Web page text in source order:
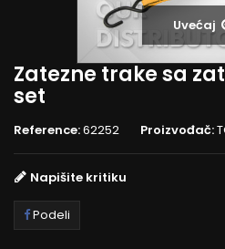
Uvećaj
Zatezne trake sa
set
Reference:62252 Proizvođač:
Napišite kritiku
Podeli